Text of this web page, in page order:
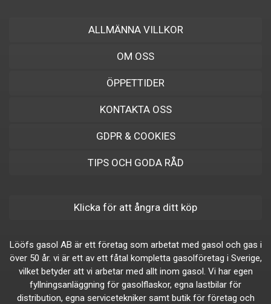
ALLMÄNNA VILLKOR
OM OSS
ÖPPETTIDER
KONTAKTA OSS
GDPR & COOKIES
TIPS OCH GODA RÅD
Klicka för att ångra ditt köp
Lööfs gasol AB är ett företag som arbetat med gasol och gas i
över 50 år. vi är ett av ett fåtal kompletta gasolföretag i Sverige,
vilket betyder att vi arbetar med allt inom gasol. Vi har egen
fyllningsanläggning för gasolflaskor, egna lastbilar för
distribution, egna servicetekniker samt butik för företag och